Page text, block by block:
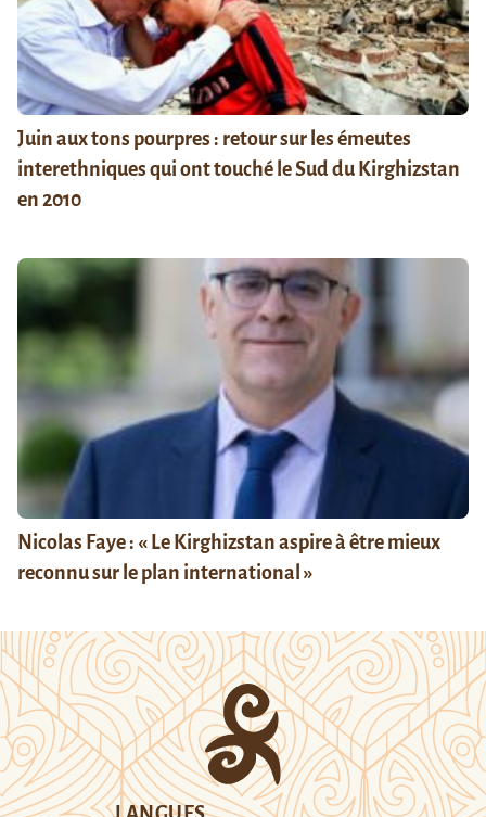
Juin aux tons pourpres : retour sur les émeutes
interethniques qui ont touché le Sud du Kirghizstan
en 2010
Nicolas Faye : « Le Kirghizstan aspire à être mieux
reconnu sur le plan international »